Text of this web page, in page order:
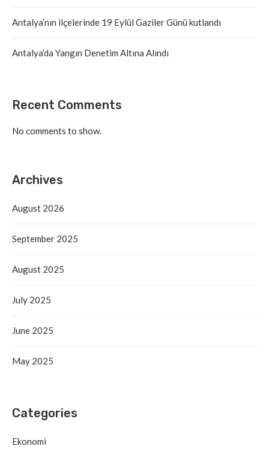
Antalya’nın ilçelerinde 19 Eylül Gaziler Günü kutlandı
Antalya’da Yangın Denetim Altına Alındı
Recent Comments
No comments to show.
Archives
August 2026
September 2025
August 2025
July 2025
June 2025
May 2025
Categories
Ekonomi